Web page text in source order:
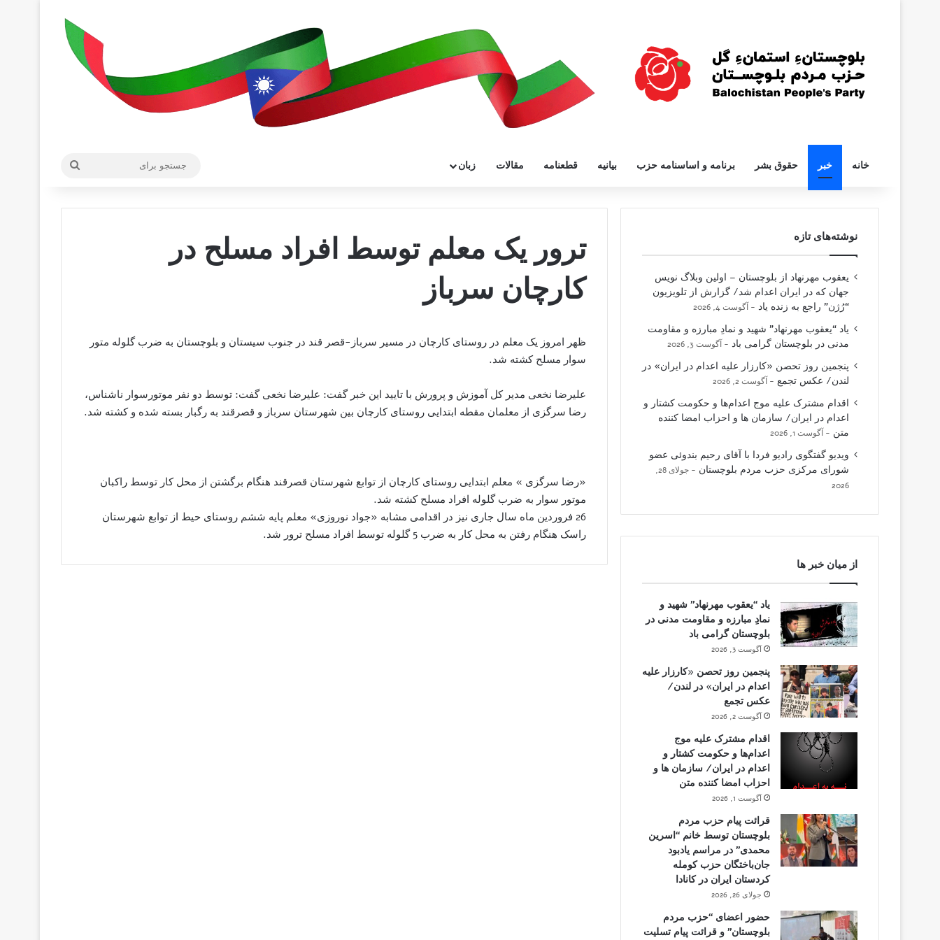
خانه خبر حقوق بشر برنامه و اساسنامه حزب بیانیه قطعنامه مقالات زبان
ترور یک معلم توسط افراد مسلح در
کارچان سرباز
ظهر امروز یک معلم در روستای کارچان در مسیر سرباز-قصر قند در جنوب سیستان و بلوچستان به ضرب گلوله متور
سوار مسلح کشته شد.
علیرضا نخعی مدیر کل آموزش و پرورش با تایید این خبر گفت: علیرضا نخعی گفت: توسط دو نفر موتورسوار ناشناس،
رضا سرگزی از معلمان مقطه ابتدایی روستای کارچان بین شهرستان سرباز و قصرقند به رگبار بسته شده و کشته شد.
«رضا سرگزی » معلم ابتدایی روستای کارچان از توابع شهرستان قصرقند هنگام برگشتن از محل کار توسط راکبان
موتور سوار به ضرب گلوله افراد مسلح کشته شد.
26 فروردین ماه سال جاری نیز در اقدامی مشابه «جواد نوروزی» معلم پایه ششم روستای حیط از توابع شهرستان
راسک هنگام رفتن به محل کار به ضرب 5 گلوله توسط افراد مسلح ترور شد.
نوشته‌های تازه
یعقوب مهرنهاد از بلوچستان – اولین وبلاگ نویس
جهان که در ایران اعدام شد/ گزارش از تلویزیون
“رُژن” راجع به زنده یاد
آگوست 4, 2026
یاد “یعقوب مهرنهاد” شهید و نمادِ مبارزه و مقاومت
مدنی در بلوچستان گرامی باد
آگوست 3, 2026
پنجمین روز تحصن «کارزار علیه اعدام در ایران» در
لندن/ عکس تجمع
آگوست 2, 2026
اقدام مشترک علیه موج اعدام‌ها و حکومت کشتار و
اعدام در ایران/ سازمان ها و احزاب امضا کننده
متن
آگوست 1, 2026
ویدیو گفتگوی رادیو فردا با آقای رحیم بندوئی عضو
شورای مرکزی حزب مردم بلوچستان
جولای 28,
2026
از میان خبر ها
یاد “یعقوب مهرنهاد” شهید و
نمادِ مبارزه و مقاومت مدنی در
بلوچستان گرامی باد
آگوست 3, 2026
پنجمین روز تحصن «کارزار علیه
اعدام در ایران» در لندن/
عکس تجمع
آگوست 2, 2026
اقدام مشترک علیه موج
اعدام‌ها و حکومت کشتار و
اعدام در ایران/ سازمان ها و
احزاب امضا کننده متن
آگوست 1, 2026
قرائت پیام حزب مردم
بلوچستان توسط خانم “اسرین
محمدی” در مراسم یادبود
جان‌باختگان حزب کومله
کردستان ایران در کانادا
جولای 26, 2026
حضور اعضای “حزب مردم
بلوچستان” و قرائت پیام تسلیت